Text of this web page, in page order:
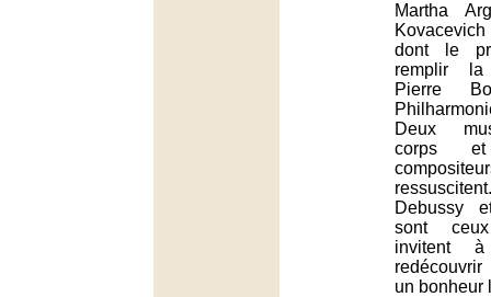
Martha
dont le
remplir
Pierre
Deux
corps
Debussy
sont
invitent
un bonheur